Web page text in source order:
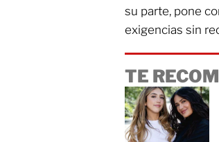
su parte, pone
exigencias sin
TE